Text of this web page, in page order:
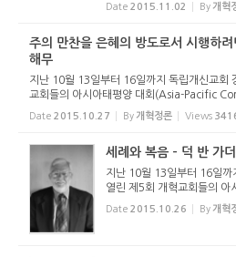
고백과 신앙을 확인하다가
Date 2015.11.02 By 개혁
주의 만찬을 은혜의 방도로서 시행하
해무
지난 10월 13일부터 16일까지 독립개신교회
교회들의 아시아태평양 대회(Asia-Pacific
hurches. 약칭 AP-CRC, 주제: 세례와 성찬)에
유해무 목사(대한예수교장로회 ...
Date 2015.10.27 By 개혁정론 Views
세례와 복음 - 덕 반 가
지난 10월 13일부터 16일까
열린 제5회 개혁교회들의
onference of the
제: 세례와 성찬)에서 있었던
Date 2015.10.26 By 개혁